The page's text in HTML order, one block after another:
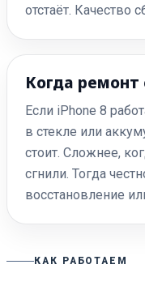
отстаёт. Качество
Когда ремонт
Если iPhone 8
в стекле или
стоит. Сложнее,
сгнили. Тогда
восстановление
КАК РАБОТАЕМ